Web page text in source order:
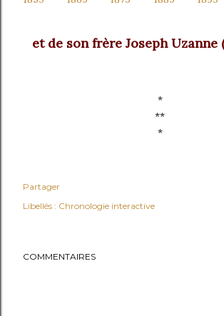
et de son frère Joseph Uzanne
*
**
*
Partager
Libellés : Chronologie interactive
COMMENTAIRES